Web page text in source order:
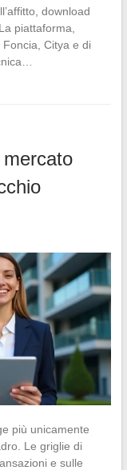
download
piattaforma,
Citya e di
più unicamente
Le griglie di
e sulle